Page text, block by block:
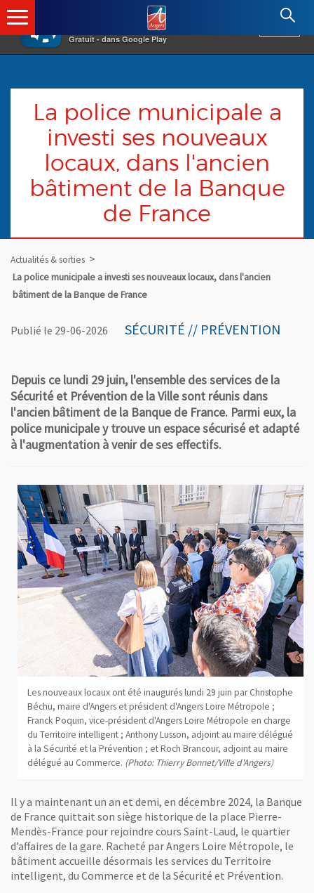
×
Gratuit - dans Google Play
Angers.fr : Retour à l'accueil
La police municipale a
investi ses nouveaux
locaux, dans l'ancien
bâtiment de la Banque
de France
Actualités & sorties
La police municipale a investi ses nouveaux locaux, dans l'ancien
bâtiment de la Banque de France
Publié le 29-06-2026 SÉCURITÉ // PRÉVENTION
Depuis ce lundi 29 juin, l'ensemble des services de la
Sécurité et Prévention de la Ville sont réunis dans
l'ancien bâtiment de la Banque de France. Parmi eux, la
police municipale y trouve un espace sécurisé et adapté
à l'augmentation à venir de ses effectifs.
Les nouveaux locaux ont été inaugurés lundi 29 juin par Christophe
Béchu, maire d'Angers et président d'Angers Loire Métropole ;
Franck Poquin, vice-président d'Angers Loire Métropole en charge
du Territoire intelligent ; Anthony Lusson, adjoint au maire délégué
à la Sécurité et la Prévention ; et Roch Brancour, adjoint au maire
délégué au Commerce. (Photo: Thierry Bonnet/Ville d'Angers)
Il y a maintenant un an et demi, en décembre 2024, la Banque
de France quittait son siège historique de la place Pierre-
Mendès-France pour rejoindre cours Saint-Laud, le quartier
d’affaires de la gare. Racheté par Angers Loire Métropole, le
bâtiment accueille désormais les services du Territoire
intelligent, du Commerce et de la Sécurité et Prévention.